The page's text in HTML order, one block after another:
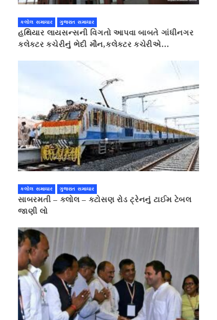
કલોલ સમાચાર ગુજરાત સમાચાર
હથિયાર લાયસન્સની વિગતો આપવા બાબતે ગાંધીનગર
કલેક્ટર કચેરીનું ભેદી મૌન,કલેક્ટર કચેરીએ
કલોલ સમાચાર ગુજરાત સમાચાર
સાબરમતી – કલોલ – કટોસણ રોડ ટ્રેનનું ટાઈમ ટેબલ
જાણી લો